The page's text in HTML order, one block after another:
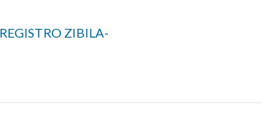
ZIBILA-